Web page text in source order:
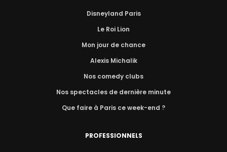
Disneyland Paris
Le Roi Lion
Mon jour de chance
Alexis Michalik
Nos comedy clubs
Nos spectacles de dernière minute
Que faire à Paris ce week-end ?
PROFESSIONNELS